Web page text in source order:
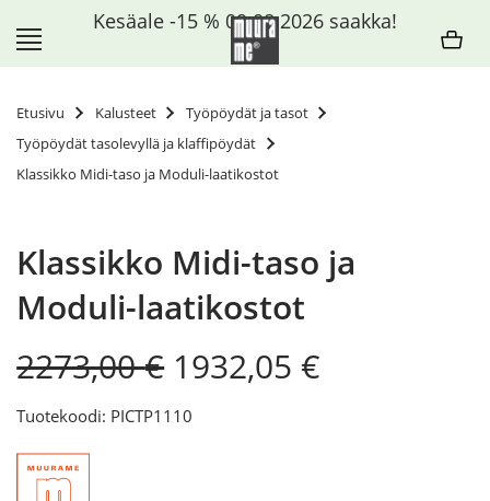
sisältöön
Etusivu Kalusteet
Työpöydät ja tasot
Työpöydät tasolevyllä ja klaffipöydät
Klassikko Midi-taso ja Moduli-laatikostot
Klassikko Midi-taso ja
Moduli-laatikostot
2273,00€ Original
price
was:
2273,00 €.
1932,05 €
Tuotekoodi: PICTP1110
Kesäale -15 % 09.08.2026 saakka!